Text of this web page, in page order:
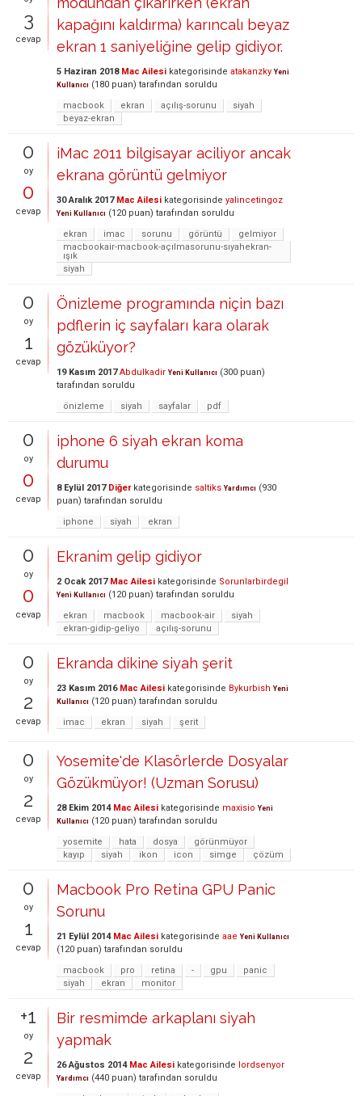
3
cevap
kapağını kaldırma) karıncalı beyaz
ekran 1 saniyeliğine gelip gidiyor.
5 Haziran 2018 Mac Ailesi kategorisinde atakanzky Yeni
Kullanıcı (180 puan) tarafından soruldu
macbook
ekran açılış-sorunu
siyah
beyaz-ekran
0
oy
0
cevap
iMac 2011 bilgisayar aciliyor ancak
ekrana görüntü gelmiyor
30 Aralık 2017 Mac Ailesi kategorisinde yalincetingoz
Yeni Kullanıcı (120 puan) tarafından soruldu
ekran
imac sorunu görüntü
gelmiyor
macbookair-macbook-açılmasorunu-sıyahekran-
ışık
siyah
0
oy
1
cevap
Önizleme programında niçin bazı
pdflerin iç sayfaları kara olarak
gözüküyor?
19 Kasım 2017 Abdulkadir Yeni Kullanıcı (300 puan)
tarafından soruldu
önizleme
siyah sayfalar pdf
0
oy
0
cevap
iphone 6 siyah ekran koma
durumu
8 Eylül 2017 Diğerkategorisinde saltiks Yardımcı (930
puan) tarafından soruldu
iphone
siyah ekran
0
oy
0
cevap
Ekranim gelip gidiyor
2 Ocak 2017 Mac Ailesi kategorisinde Sorunlarbirdegil
Yeni Kullanıcı (120 puan) tarafından soruldu
ekran
macbook macbook-air
siyah
ekran-gidip-geliyo
açılış-sorunu
0
oy
2
cevap
Ekranda dikine siyah şerit
23 Kasım 2016 Mac Ailesi kategorisinde Bykurbish Yeni
Kullanıcı (120 puan) tarafından soruldu
imac
ekran siyah şerit
0
oy
2
cevap
Yosemite'de Klasörlerde Dosyalar
Gözükmüyor! (Uzman Sorusu)
28 Ekim 2014 Mac Ailesi kategorisinde maxisio Yeni
Kullanıcı (120 puan) tarafından soruldu
yosemite
hata dosya
görünmüyor
kayıp
siyah ikon icon simge çözüm
0
oy
1
cevap
Macbook Pro Retina GPU Panic
Sorunu
21 Eylül 2014 Mac Ailesi kategorisinde aae Yeni Kullanıcı
(120 puan) tarafından soruldu
macbook
pro retina - gpu
panic
siyah
ekran monitor
+1
oy
2
cevap
Bir resmimde arkaplanı siyah
yapmak
26 Ağustos 2014 Mac Ailesi kategorisinde lordsenyor
Yardımcı (440 puan) tarafından soruldu